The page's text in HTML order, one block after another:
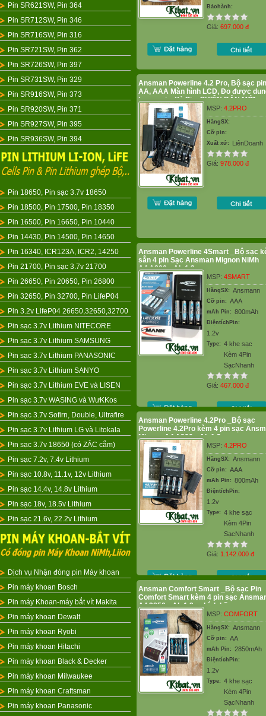
Pin SR621SW, Pin 364
Pin SR712SW, Pin 346
Pin SR716SW, Pin 316
Pin SR721SW, Pin 362
Pin SR726SW, Pin 397
Pin SR731SW, Pin 329
Pin SR916SW, Pin 373
Pin SR920SW, Pin 371
Pin SR927SW, Pin 395
Pin SR936SW, Pin 394
Pin 18650, Pin sạc 3.7v 18650
Pin 18500, Pin 17500, Pin 18350
Pin 16500, Pin 16650, Pin 10440
Pin 14430, Pin 14500, Pin 14650
Pin 16340, ICR123A, ICR2, 14250
Pin 21700, Pin sạc 3.7v 21700
Pin 26650, Pin 20650, Pin 26800
Pin 32650, Pin 32700, Pin LifeP04
Pin 3.2v LifeP04 26650,32650,32700
Pin sạc 3.7v Lithium NITECORE
Pin sạc 3.7v Lithium SAMSUNG
Pin sạc 3.7v Lithium PANASONIC
Pin sạc 3.7v Lithium SANYO
Pin sạc 3.7v Lithium EVE và LISEN
Pin sạc 3.7v WASING và WưKKos
Pin sạc 3.7v Sofirn, Double, Ultrafire
Pin sạc 3.7v Lithium LG và Litokala
Pin sạc 3.7v 18650 (có ZẮC cắm)
Pin sạc 7.2v, 7.4v Lithium
Pin sạc 10.8v, 11.1v, 12v Lithium
Pin sạc 14.4v, 14.8v Lithium
Pin sạc 18v, 18.5v Lithium
Pin sạc 21.6v, 22.2v Lithium
Dịch vụ Nhận đóng pin Máy khoan
Pin máy khoan Bosch
Pin máy Khoan-máy bắt vít Makita
Pin máy khoan Dewalt
Pin máy khoan Ryobi
Pin máy khoan Hitachi
Pin máy khoan Black & Decker
Pin máy khoan Milwaukee
Pin máy khoan Craftsman
Pin máy khoan Panasonic
Bảohành:
Giá: 697.000 đ
Ansman Powerline 4.2 Pro, Bộ sạc pin
AA, AAA Màn hình LCD, Đo được
lượng pin, Xả Pin_PHIÊN BẢN MỚI
MSP: 4.2PRO
HãngSX:
Cỡ pin:
Xuất xứ:
LiênDoanh
Giá: 978.000 đ
Ansman Powerline 4Smart _Bộ sạc
sẳn 4 pin Sạc Ansman Mignon NiMh
AAA800mAh 1.2v
MSP: 4SMART
HãngSX: Ansmann
Cỡ pin: AAA
mAh Pin: 800mAh
ĐiệntíchPin:
1.2v
Type: 4 khe sạc
Kèm 4Pin
SạcNhanh
Giá: 467.000 đ
Ansman Powerline 4.2Pro _Bộ sạc
Powerline 4.2Pro kèm 4 pin sạc
Mignon AAA800mAh 1.2v
MSP: 4.2PRO
HãngSX: Ansmann
Cỡ pin: AAA
mAh Pin: 800mAh
ĐiệntíchPin:
1.2v
Type: 4 khe sạc
Kèm 4Pin
SạcNhanh
Giá: 1.142.000 đ
Ansman Comfort Smart _Bộ sạc Pin
Comfort Smart kèm 4 pin sạc
AA2850mAh 1.2v chính hãng
MSP: COMFORT
HãngSX: Ansmann
Cỡ pin: AA
mAh Pin: 2850mAh
ĐiệntíchPin:
1.2v
Type: 4 khe sạc
Kèm 4Pin
SạcNhanh